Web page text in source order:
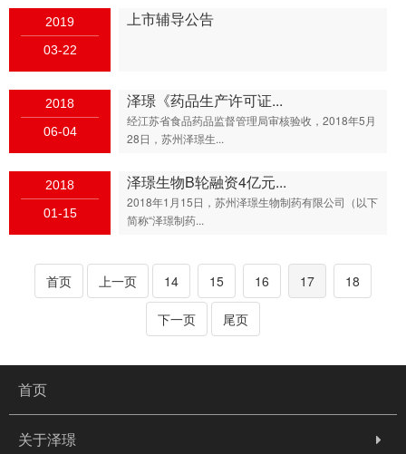
2019
03-22
上市辅导公告
2018
06-04
泽璟《药品生产许可证...
经江苏省食品药品监督管理局审核验收，2018年5月
28日，苏州泽璟生...
2018
01-15
泽璟生物B轮融资4亿元...
2018年1月15日，苏州泽璟生物制药有限公司（以下
简称“泽璟制药...
首页 上一页 14 15 16 17 18
下一页 尾页
首页
关于泽璟